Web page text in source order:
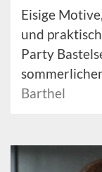
Eisige
und
Party
Barthel